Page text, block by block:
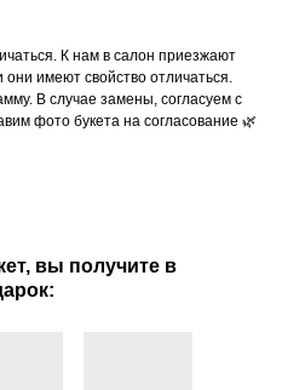
К нам в салон приезжают
они имеют свойство отличаться.
В случае замены, согласуем с
фото букета на согласование 🌿
вы получите в